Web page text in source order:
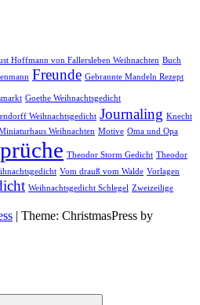
Hoffmann von Fallersleben Weihnachten Buch
Freunde Gebrannte Mandeln Rezept
Goethe Weihnachtsgedicht
Weihnachtsgedicht Journaling Knecht
Weihnachten Motive Oma und Opa
Theodor Storm Gedicht Theodor
Vom drauß vom Walde Vorlagen
Weihnachtsgedicht Schlegel Zweizeilige
| Theme: ChristmasPress by